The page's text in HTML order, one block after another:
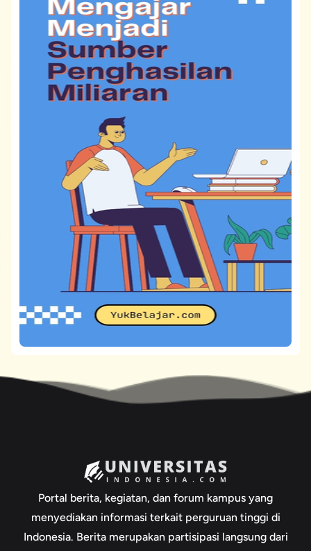
Portal berita, kegiatan, dan forum kampus yang
menyediakan informasi terkait perguruan tinggi di
Indonesia. Berita merupakan partisipasi langsung dari